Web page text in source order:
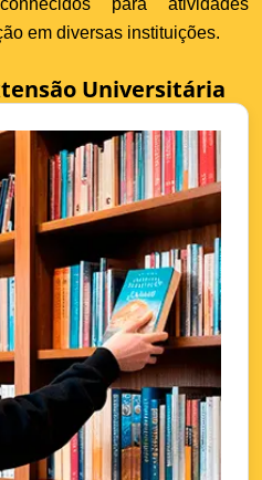
para atividades
em diversas instituições.
Universitária